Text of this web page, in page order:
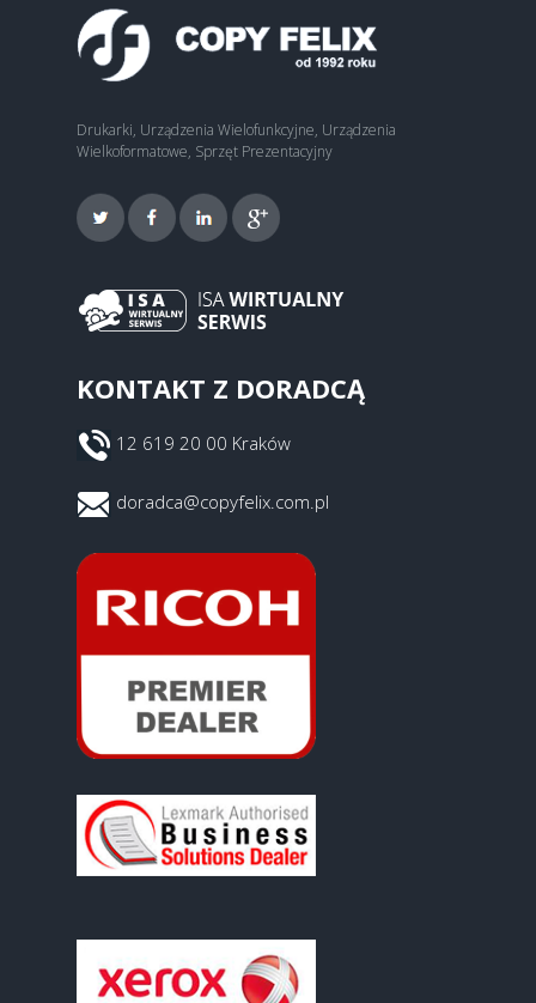
Drukarki, Urządzenia Wielofunkcyjne, Urządzenia
Wielkoformatowe, Sprzęt Prezentacyjny
KONTAKT Z DORADCĄ
12 619 20 00 Kraków
doradca@copyfelix.com.pl